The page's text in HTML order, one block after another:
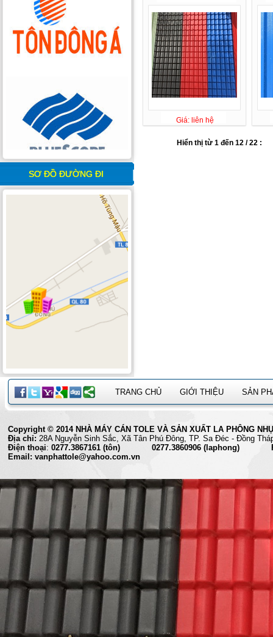
SƠ ĐỒ ĐƯỜNG ĐI
Giá: liên hệ
Hiển thị từ 1 đến 12 / 22 :
TRANG CHỦ GIỚI THIỆU SẢN
Copyright © 2014 NHÀ MÁY CÁN TOLE VÀ SẢN XUẤT LA PHÔNG
Địa chỉ: 28A Nguyễn Sinh Sắc, Xã Tân Phú Đông, TP. Sa
Điện thoại: 0277.3867161 (tôn) 0277.3860906 (laphong)
Email: vanphattole@yahoo.com.vn